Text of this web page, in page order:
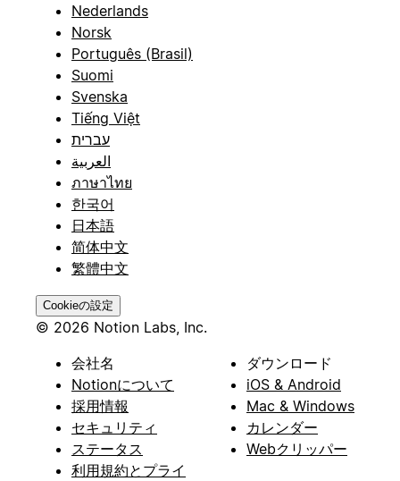
Nederlands
Norsk
Português (Brasil)
Suomi
Svenska
Tiếng Việt
עברית
العربية
ภาษาไทย
한국어
日本語
简体中文
繁體中文
Cookieの設定
© 2026 Notion Labs, Inc.
会社名
Notionについて
採用情報
セキュリティ
ステータス
利用規約とプライ
ダウンロード
iOS & Android
Mac & Windows
カレンダー
Webクリッパー